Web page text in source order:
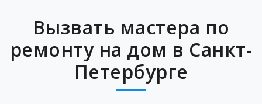
Вызвать мастера по
ремонту на дом в Санкт-
Петербурге